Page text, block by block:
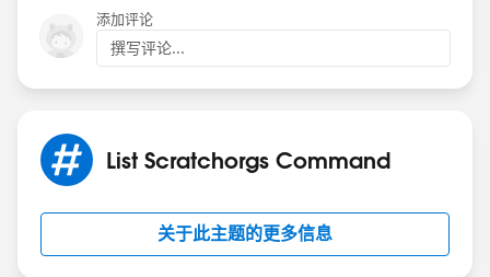
添加评论
撰写评论...
List Scratchorgs Command
关于此主题的更多信息